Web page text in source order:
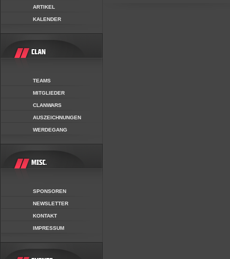
ARTIKEL
KALENDER
TEAMS
MITGLIEDER
CLANWARS
AUSZEICHNUNGEN
WERDEGANG
SPONSOREN
NEWSLETTER
KONTAKT
IMPRESSUM